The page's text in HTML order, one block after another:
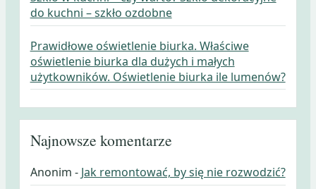
do kuchni – szkło ozdobne
Prawidłowe oświetlenie biurka. Właściwe
oświetlenie biurka dla dużych i małych
użytkowników. Oświetlenie biurka ile lumenów?
Najnowsze komentarze
Anonim - Jak remontować, by się nie rozwodzić?